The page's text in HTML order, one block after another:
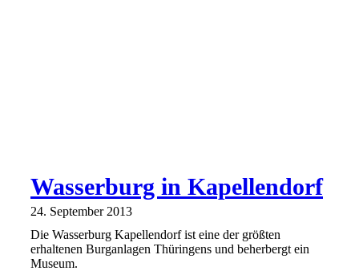
Wasserburg in Kapellendorf
24. September 2013
Die Wasserburg Kapellendorf ist eine der größten
erhaltenen Burganlagen Thüringens und beherbergt ein
Museum.